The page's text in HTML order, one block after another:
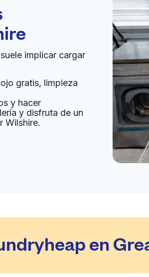
web
implicar cargar
gratis, limpieza
y hacer
y disfruta de un
Wilshire.
en